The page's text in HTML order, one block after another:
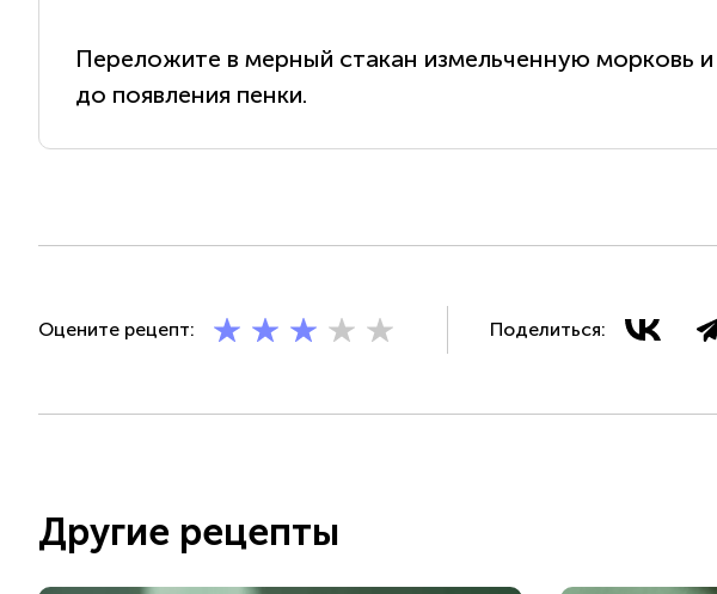
Переложите в мерный стакан измельченную морковь
до появления пенки.
Оцените рецепт: Поделиться:
Другие рецепты